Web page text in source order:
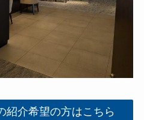
紹介希望の方はこちら